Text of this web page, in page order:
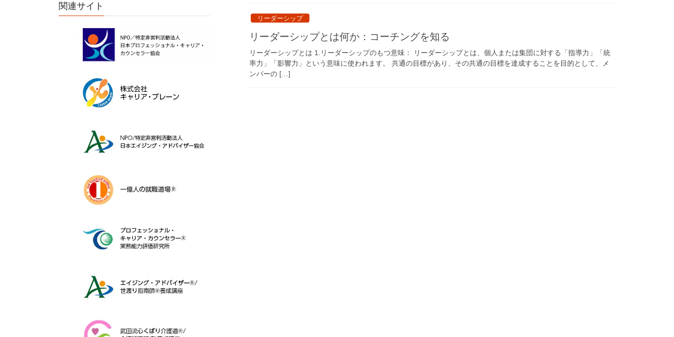
リーダーシップ
リーダーシップとは何か：コーチングを知る
リーダーシップとは 1.リーダーシップのもつ意味： リーダーシップとは、個人または集団に対する「指導力」「統
率力」「影響力」という意味に使われます。 共通の目標があり、その共通の目標を達成することを目的として、メ
ンバーの […]
関連サイト